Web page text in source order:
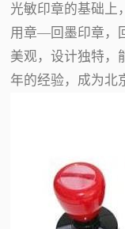
光敏印章的基础上
用章—回墨印章，
美观，设计独特，
年的经验，成为北